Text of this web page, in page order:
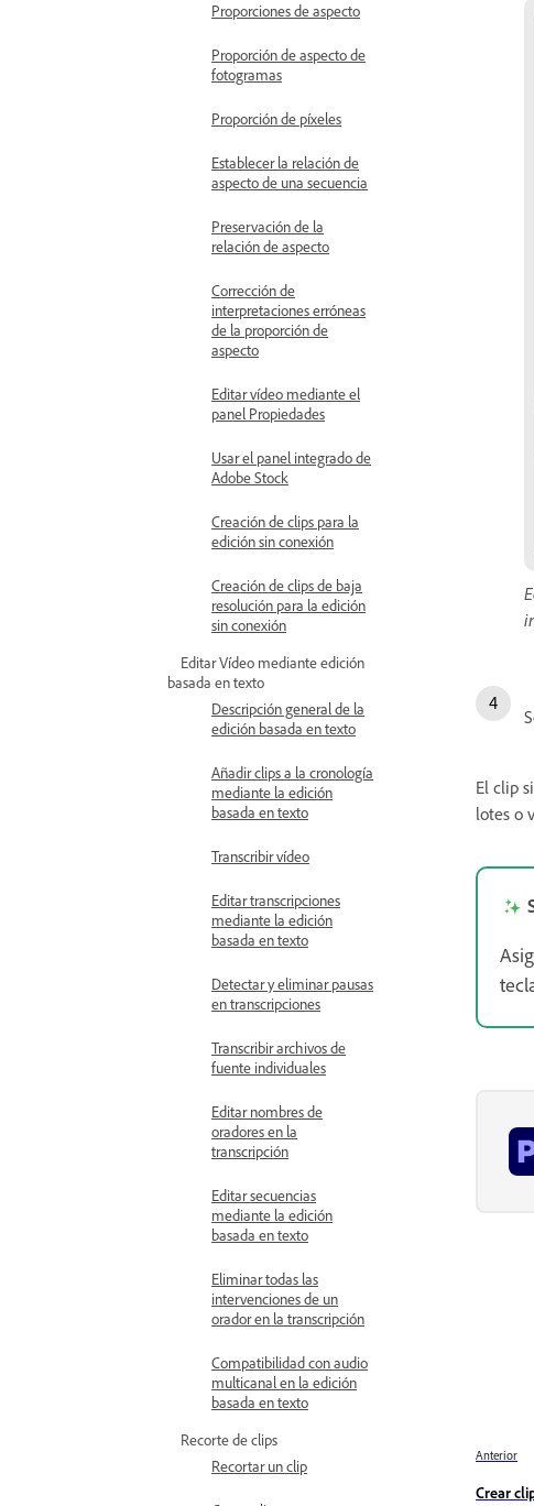
Proporciones de aspecto
Proporción de aspecto de
fotogramas
Proporción de píxeles
Establecer la relación de
aspecto de una secuencia
Preservación de la
relación de aspecto
Corrección de
interpretaciones erróneas
de la proporción de
aspecto
Editar vídeo mediante el
panel Propiedades
Usar el panel integrado de
Adobe Stock
Creación de clips para la
edición sin conexión
Creación de clips de baja
resolución para la edición
sin conexión
Editar Vídeo mediante edición
basada en texto
Descripción general de la
edición basada en texto
Añadir clips a la cronología
mediante la edición
basada en texto
Transcribir vídeo
Editar transcripciones
mediante la edición
basada en texto
Detectar y eliminar pausas
en transcripciones
Transcribir archivos de
fuente individuales
Editar nombres de
oradores en la
transcripción
Editar secuencias
mediante la edición
basada en texto
Eliminar todas las
intervenciones de un
orador en la transcripción
Compatibilidad con audio
multicanal en la edición
basada en texto
Recorte de clips
Recortar un clip
El clip
lotes o
Anterior
Crear